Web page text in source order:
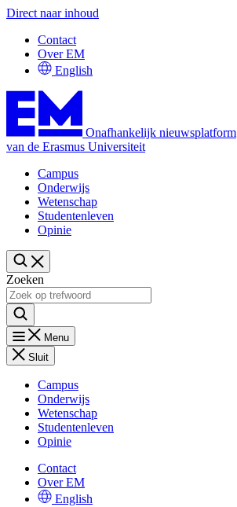
Direct naar inhoud
Contact
Over EM
English
Onafhankelijk nieuwsplatform
van de Erasmus Universiteit
Campus
Onderwijs
Wetenschap
Studentenleven
Opinie
Zoeken
Menu
Sluit
Campus
Onderwijs
Wetenschap
Studentenleven
Opinie
Contact
Over EM
English